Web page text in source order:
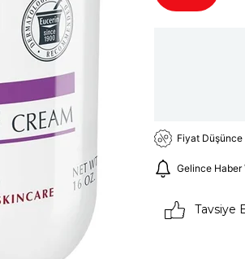
Fiyat Düşünce
Gelince Haber
Tavsiye